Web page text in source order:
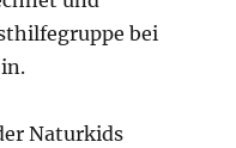
bei
Naturkids